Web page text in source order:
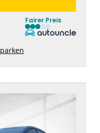
Fairer Preis
parken